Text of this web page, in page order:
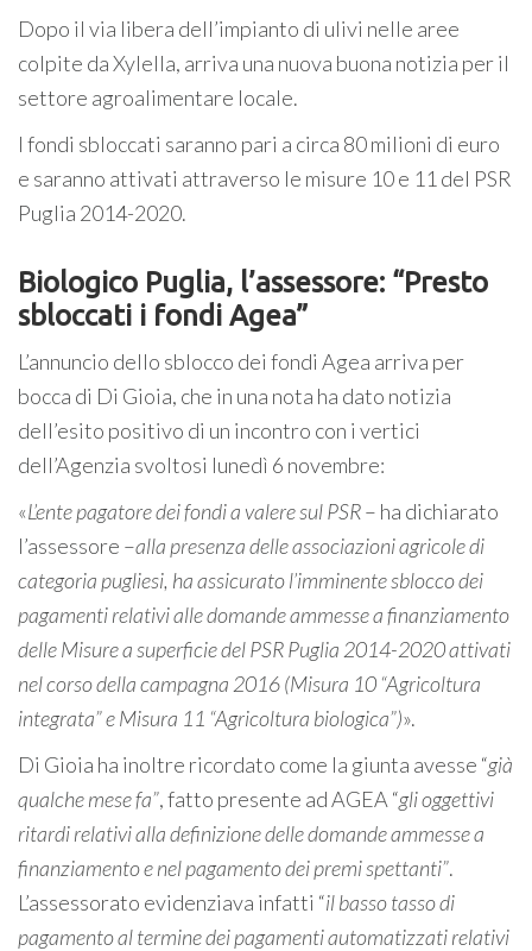
Dopo il via libera dell’impianto di ulivi nelle aree
colpite da Xylella, arriva una nuova buona notizia per il
settore agroalimentare locale.
I fondi sbloccati saranno pari a circa 80 milioni di euro
e saranno attivati attraverso le misure 10 e 11 del PSR
Puglia 2014-2020.
Biologico Puglia, l’assessore: “Presto
sbloccati i fondi Agea”
L’annuncio dello sblocco dei fondi Agea arriva per
bocca di Di Gioia, che in una nota ha dato notizia
dell’esito positivo di un incontro con i vertici
dell’Agenzia svoltosi lunedì 6 novembre:
«L’ente pagatore dei fondi a valere sul PSR– ha dichiarato
l’assessore –alla presenza delle associazioni agricole di
categoria pugliesi, ha assicurato l’imminente sblocco dei
pagamenti relativi alle domande ammesse a finanziamento
delle Misure a superficie del PSR Puglia 2014-2020 attivati
nel corso della campagna 2016 (Misura 10 “Agricoltura
integrata” e Misura 11 “Agricoltura biologica”)».
Di Gioia ha inoltre ricordato come la giunta avesse “già
qualche mese fa”, fatto presente ad AGEA “gli oggettivi
ritardi relativi alla definizione delle domande ammesse a
finanziamento e nel pagamento dei premi spettanti”.
L’assessorato evidenziava infatti “il basso tasso di
pagamento al termine dei pagamenti automatizzati relativi